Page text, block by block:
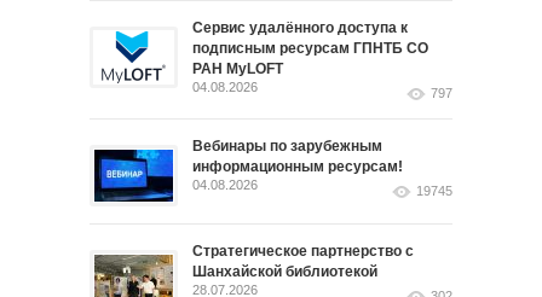
Сервис удалённого доступа к
подписным ресурсам ГПНТБ СО
РАН MyLOFT
04.08.2026 797
Вебинары по зарубежным
информационным ресурсам!
04.08.2026 19745
Стратегическое партнерство с
Шанхайской библиотекой
28.07.2026